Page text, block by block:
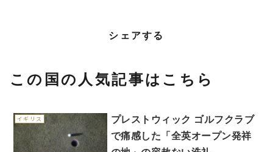
シェアする
この国の人気記事はこちら
イギリス
プレストウィック ゴルフクラブ
で痛感した「全英オープン発祥